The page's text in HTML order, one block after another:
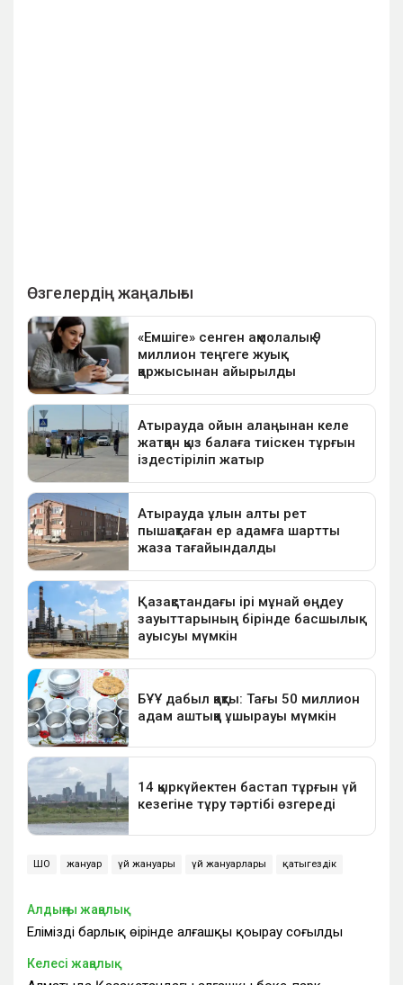
ШҚО жануар үй жануары үй жануарлары қатыгездік
Алдыңғы жаңалық
Еліміздің барлық өңірінде алғашқы қоңырау соғылды
Келесі жаңалық